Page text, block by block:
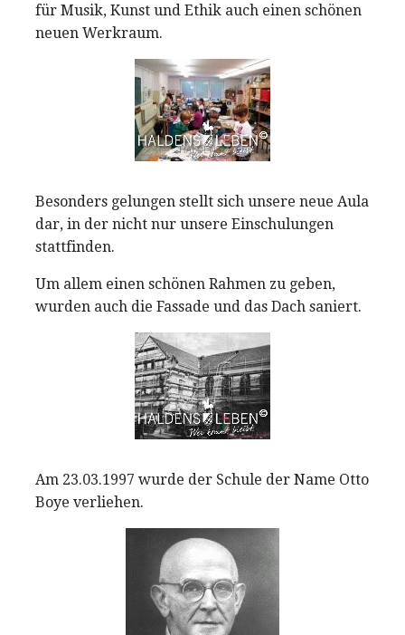
für Musik, Kunst und Ethik auch einen schönen
neuen Werkraum.
Besonders gelungen stellt sich unsere neue Aula
dar, in der nicht nur unsere Einschulungen
stattfinden.
Um allem einen schönen Rahmen zu geben,
wurden auch die Fassade und das Dach saniert.
Am 23.03.1997 wurde der Schule der Name Otto
Boye verliehen.